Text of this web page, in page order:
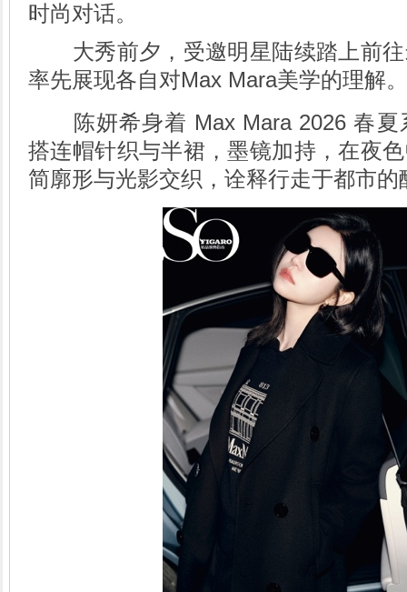
时尚对话。
大秀前夕，受邀明星陆续踏上前往
率先展现各自对Max Mara美学的理解。
陈妍希身着 Max Mara 2026 春夏
搭连帽针织与半裙，墨镜加持，在夜
简廓形与光影交织，诠释行走于都市的